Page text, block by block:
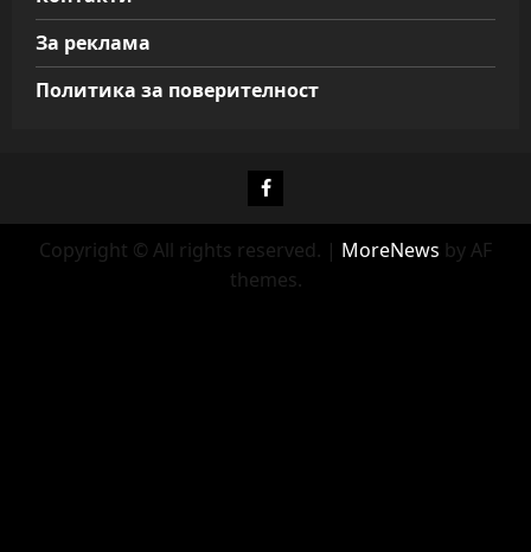
За реклама
Политика за поверителност
Фейсбук
Copyright © All rights reserved. | MoreNews by AF
themes.